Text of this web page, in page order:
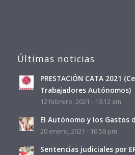
Últimas noticias
PRESTACIÓN CATA 2021
Trabajadores Autónomos)
12 febrero, 2021 - 10:12 am
El Autónomo y los Gastos
20 enero, 2021 - 10:58 pm
Sentencias judiciales por